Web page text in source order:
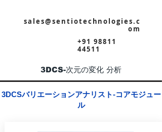
sales@sentiotechnologies.c
om
+91 98811
44511
3DCS-次元の変化 分析
3DCSバリエーションアナリスト-コアモジュー
ル